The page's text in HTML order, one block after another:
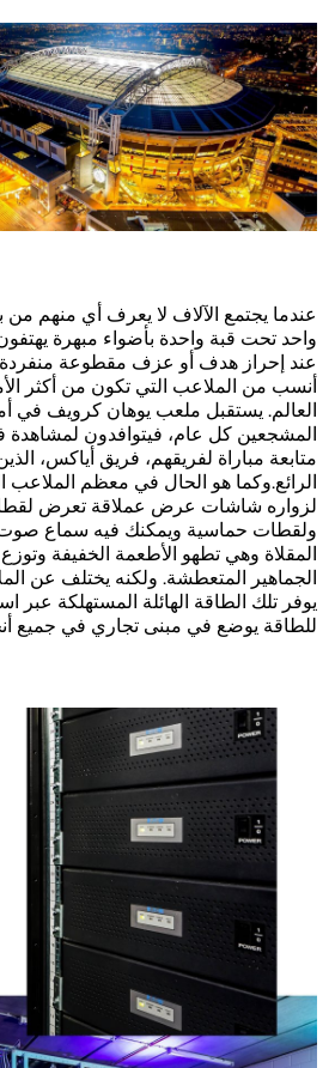
عندما يجتمع الآلاف لا يعرف أي منهم
واحد تحت قبة واحدة بأضواء مبهرة
عند إحراز هدف أو عزف مقطوعة
أنسب من الملاعب التي تكون من أكثر
العالم. يستقبل ملعب يوهان كرويف في
المشجعين كل عام، فيتوافدون لمشاهدة
متابعة مباراة لفريقهم، فريق أياكس،
الرائع.وكما هو الحال في معظم الملاعب
لزواره شاشات عرض عملاقة تعرض
ولقطات حماسية ويمكنك فيه سماع
المقلاة وهي تطهو الأطعمة الخفيفة
الجماهير المتعطشة. ولكنه يختلف عن
يوفر تلك الطاقة الهائلة المستهلكة عبر
للطاقة يوضع في مبنى تجاري في جميع